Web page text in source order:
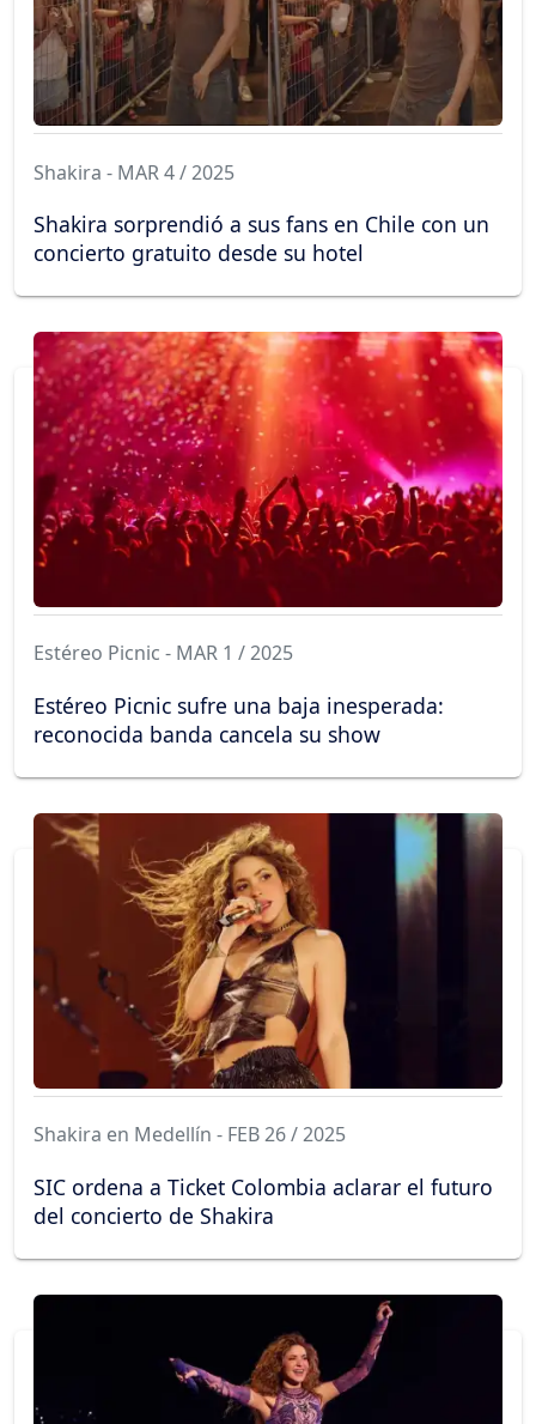
Shakira - MAR 4 / 2025
Shakira sorprendió a sus fans en Chile con un
concierto gratuito desde su hotel
Estéreo Picnic - MAR 1 / 2025
Estéreo Picnic sufre una baja inesperada:
reconocida banda cancela su show
Shakira en Medellín - FEB 26 / 2025
SIC ordena a Ticket Colombia aclarar el futuro
del concierto de Shakira